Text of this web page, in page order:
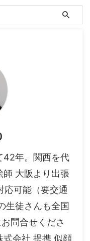
42年。関西を代
大阪より出張
応可能（要交通
生徒さんも全国
問合せくださ
式会社 提携 似顔